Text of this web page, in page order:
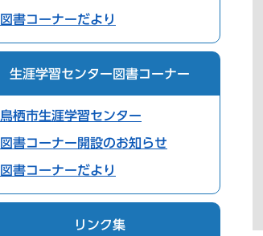
図書コーナーだより
生涯学習センター図書コーナー
鳥栖市生涯学習センター
図書コーナー開設のお知らせ
図書コーナーだより
リンク集